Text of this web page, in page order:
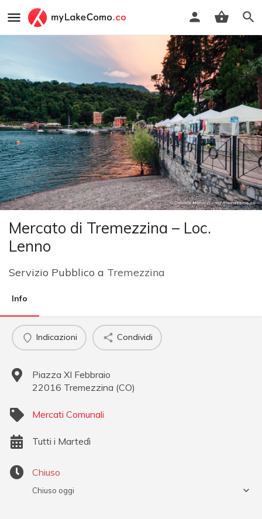
Mercato di Tremezzina – Loc.
Lenno
Servizio Pubblico a Tremezzina
Info
Indicazioni Condividi
Piazza XI Febbraio
22016 Tremezzina (CO)
Mercati Comunali
Tutti i Martedì
Chiuso
Chiuso oggi